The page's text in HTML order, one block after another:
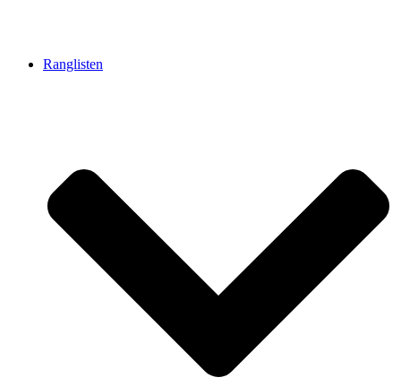
Ranglisten